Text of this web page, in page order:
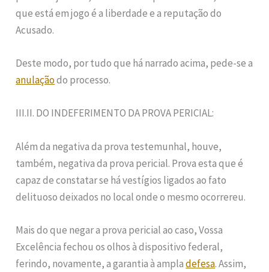
que está em jogo é a liberdade e a reputação do
Acusado.
Deste modo, por tudo que há narrado acima, pede-se a
anulaçãodo processo.
III.II. DO INDEFERIMENTO DA PROVA PERICIAL:
Além da negativa da prova testemunhal, houve,
também, negativa da prova pericial. Prova esta que é
capaz de constatar se há vestígios ligados ao fato
delituoso deixados no local onde o mesmo ocorrereu.
Mais do que negar a prova pericial ao caso, Vossa
Excelência fechou os olhos à dispositivo federal,
ferindo, novamente, a garantia à ampladefesa. Assim,